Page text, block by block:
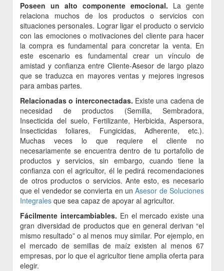
Poseen un alto componente emocional. La gente
relaciona muchos de los productos o servicios con
situaciones personales. Lograr ligar el producto o servicio
con las emociones o motivaciones del cliente para hacer
la compra es fundamental para concretar la venta. En
este escenario es fundamental crear un vínculo de
amistad y confianza entre Cliente-Asesor de largo plazo
que se traduzca en mayores ventas y mejores ingresos
para ambas partes.
Relacionadas o interconectadas. Existe una cadena de
necesidad de productos (Semilla, Sembradora,
Insecticida del suelo, Fertilizante, Herbicida, Aspersora,
Insecticidas foliares, Fungicidas, Adherente, etc.).
Muchas veces lo que requiere el cliente no
necesariamente se encuentra dentro de tu portafolio de
productos y servicios, sin embargo, cuando tiene la
confianza con el agricultor, él le pedirá recomendaciones
de otros productos o servicios. Ante esto, es necesario
que el vendedor se convierta en unAsesor de Soluciones
Integrales que sea capaz de apoyar al agricultor.
Fácilmente intercambiables. En el mercado existe una
gran diversidad de productos que en general derivan “el
mismo resultado” o al menos muy similar. Por ejemplo, en
el mercado de semillas de maíz existen al menos 67
empresas, por lo que el agricultor tiene amplia oferta para
elegir.